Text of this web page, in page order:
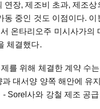
연장, 제조비 초과, 제조
동 중인 것도 이점이다.
온타리오주 미시사가의
체결했다.
를 위해 체결한 계약 수
대서양 양쪽 해안에 유
Sorel사와 강철 제조 공